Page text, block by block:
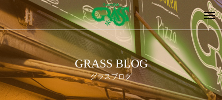
GRASS BLOG
グラスブログ